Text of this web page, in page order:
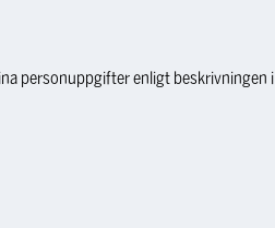
personuppgifter enligt beskrivningen i